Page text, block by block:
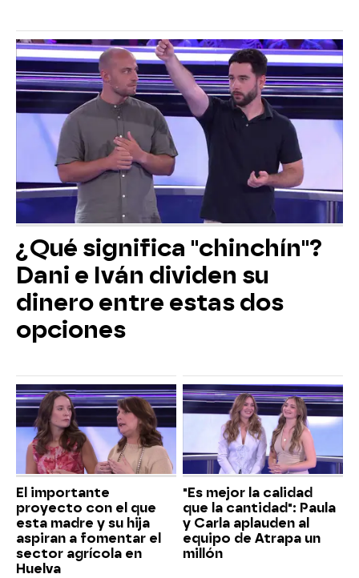
¿Qué significa "chinchín"?
Dani e Iván dividen su
dinero entre estas dos
opciones
El importante
proyecto con el que
esta madre y su hija
aspiran a fomentar el
sector agrícola en
Huelva
"Es mejor la calidad
que la cantidad": Paula
y Carla aplauden al
equipo de Atrapa un
millón